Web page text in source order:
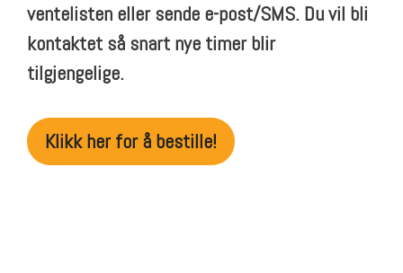
ventelisten eller sende e-post/SMS. Du vil bli
kontaktet så snart nye timer blir
tilgjengelige.
Klikk her for å bestille!